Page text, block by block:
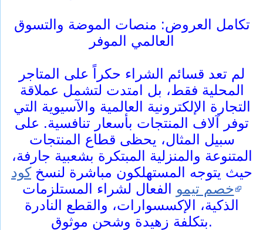
تكامل العروض: منصات الموضة والتسوق
العالمي الموفر
لم تعد قسائم الشراء حكراً على المتاجر
المحلية فقط، بل امتدت لتشمل عملاقة
التجارة الإلكترونية العالمية والآسيوية التي
توفر آلاف المنتجات بأسعار تنافسية. على
سبيل المثال، يحظى قطاع المنتجات
المتنوعة والمنزلية المبتكرة بشعبية جارفة،
حيث يتوجه المستهلكون مباشرة لنسخكود
خصم تيمو الفعال لشراء المستلزمات
الذكية، الإكسسوارات، والقطع النادرة
بتكلفة زهيدة وشحن موثوق.